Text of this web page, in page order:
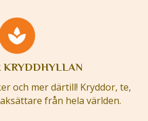
KRYDDHYLLAN
och mer därtill! Kryddor, te,
från hela världen.